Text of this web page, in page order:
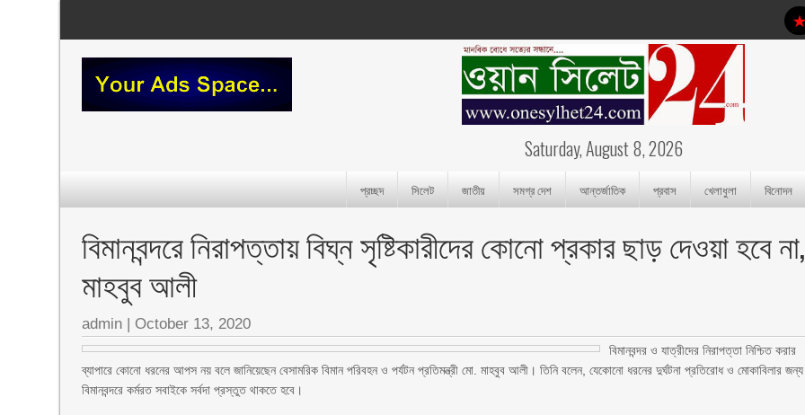
Saturday, August 8, 2026
প্রচ্ছদ সিলেট জাতীয় সমগ্র দেশ আন্তর্জাতিক প্রবাস খেলাধুলা বিনোদন
বিমানবন্দরে নিরাপত্তায় বিঘ্ন সৃষ্টিকারীদের কোনো প্রকার ছাড় দেওয়া হবে না,
মাহবুব আলী
admin | October 13, 2020
বিমানবন্দর ও যাত্রীদের নিরাপত্তা নিশ্চিত করার
ব্যাপারে কোনো ধরনের আপস নয় বলে জানিয়েছেন বেসামরিক বিমান পরিবহন ও পর্যটন প্রতিমন্ত্রী মো. মাহবুব আলী। তিনি বলেন, যেকোনো ধরনের দুর্ঘটনা প্রতিরোধ ও মোকাবিলার জন্য
বিমানবন্দরে কর্মরত সবাইকে সর্বদা প্রস্তুত থাকতে হবে।